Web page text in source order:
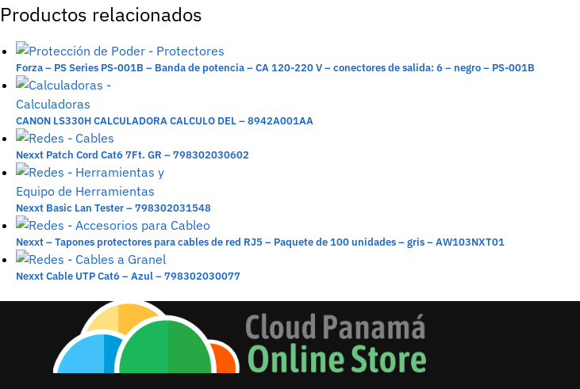
Productos relacionados
Forza – PS Series PS-001B – Banda de potencia – CA 120-220 V – conectores de salida: 6 – negro – PS-001B
CANON LS330H CALCULADORA CALCULO DEL – 8942A001AA
Nexxt Patch Cord Cat6 7Ft. GR – 798302030602
Nexxt Basic Lan Tester – 798302031548
Nexxt – Tapones protectores para cables de red RJ5 – Paquete de 100 unidades – gris – AW103NXT01
Nexxt Cable UTP Cat6 – Azul – 798302030077